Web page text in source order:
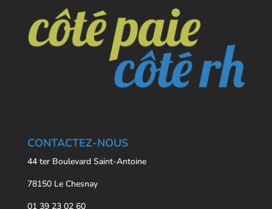
CONTACTEZ-NOUS
44 ter Boulevard Saint-Antoine
78150 Le Chesnay
01 39 23 02 60